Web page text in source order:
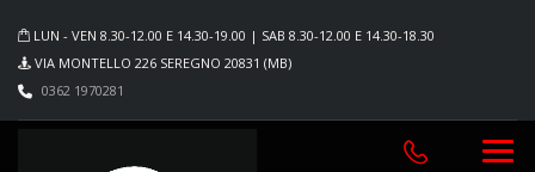
LUN - VEN 8.30-12.00 E 14.30-19.00 | SAB 8.30-12.00 E 14.30-18.30
VIA MONTELLO 226 SEREGNO 20831 (MB)
0362 1970281